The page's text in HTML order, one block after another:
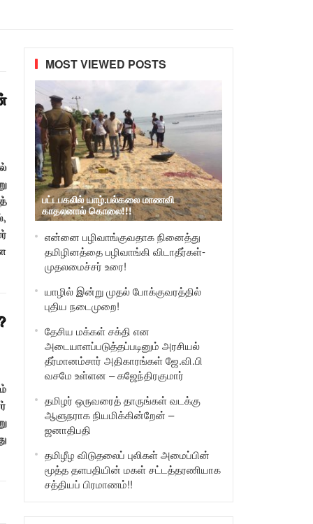
MOST VIEWED POSTS
பட்டபகலில் யாழ்.பல்கலை மாணவி
காதலனால் கொலை!!!
என்னை பழிவாங்குவதாக நினைத்து
தமிழினத்தை பழிவாங்கி விடாதீர்கள்-
முதலமைச்சர் உரை!
யாழில் இன்று முதல் போக்குவரத்தில்
புதிய நடைமுறை!
தேசிய மக்கள் சக்தி என
அடையாளப்படுத்தப்படினும் அரசியல்
தீர்மானம்சார் அதிகாரங்கள் ஜே.வி.பி
வசமே உள்ளன – கஜேந்திரகுமார்
தமிழர் ஒருவரைத் தாருங்கள் வடக்கு
ஆளுநராக நியமிக்கின்றேன் –
ஜனாதிபதி
தமிழீழ விடுதலைப் புலிகள் அமைப்பின்
மூத்த தளபதியின் மகள் சட்டத்தரணியாக
சத்தியப் பிரமாணம்!!